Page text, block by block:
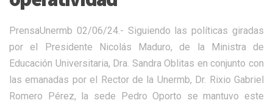
PrensaUnermb 02/06/24.- Siguiendo las políticas giradas
por el Presidente Nicolás Maduro, de la Ministra de
Educación Universitaria, Dra. Sandra Oblitas en conjunto con
las emanadas por el Rector de la Unermb, Dr. Rixio Gabriel
Romero Pérez, la sede Pedro Oporto se mantuvo este